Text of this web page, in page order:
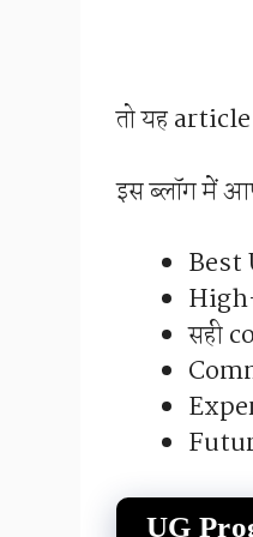
तो यह
इस ब्लॉग में
Best
सही
UG